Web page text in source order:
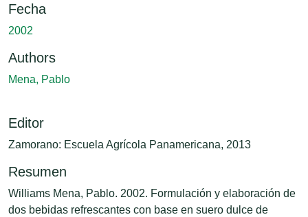
Fecha
2002
Authors
Mena, Pablo
Editor
Zamorano: Escuela Agrícola Panamericana, 2013
Resumen
Williams Mena, Pablo. 2002. Formulación y elaboración de
dos bebidas refrescantes con base en suero dulce de